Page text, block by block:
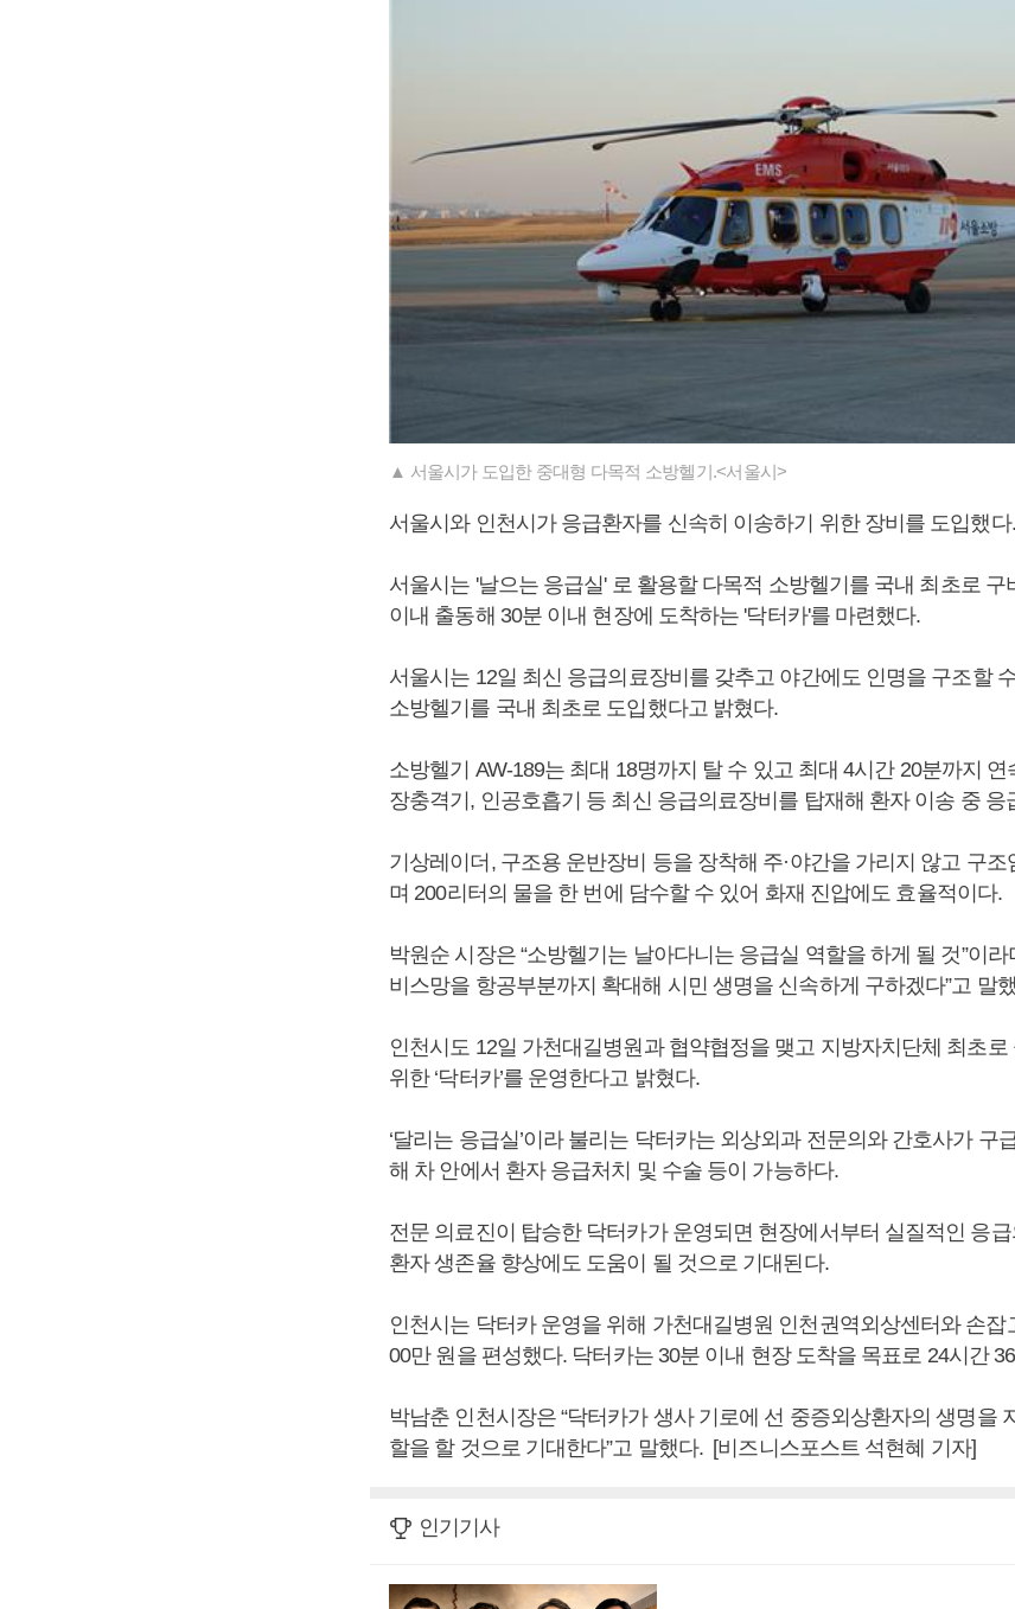
▲ 서울시가 도입한 중대형 다목적 소방헬기.<서울시>
서울시와 인천시가 응급환자를 신속히 이송하기 위한 장비를 도입했다.
서울시는 '날으는 응급실' 로 활용할 다목적 소방헬기를 국내 최초로 구
이내 출동해 30분 이내 현장에 도착하는 '닥터카'를 마련했다.
서울시는 12일 최신 응급의료장비를 갖추고 야간에도 인명을 구조할
소방헬기를 국내 최초로 도입했다고 밝혔다.
소방헬기 AW-189는 최대 18명까지 탈 수 있고 최대 4시간 20분까지 연
장충격기, 인공호흡기 등 최신 응급의료장비를 탑재해 환자 이송 중 응
기상레이더, 구조용 운반장비 등을 장착해 주·야간을 가리지 않고 구
며 200리터의 물을 한 번에 담수할 수 있어 화재 진압에도 효율적이다.
박원순 시장은 “소방헬기는 날아다니는 응급실 역할을 하게 될 것”이라
비스망을 항공부분까지 확대해 시민 생명을 신속하게 구하겠다”고 말
인천시도 12일 가천대길병원과 협약협정을 맺고 지방자치단체 최초
위한 ‘닥터카’를 운영한다고 밝혔다.
‘달리는 응급실’이라 불리는 닥터카는 외상외과 전문의와 간호사가 구
해 차 안에서 환자 응급처치 및 수술 등이 가능하다.
전문 의료진이 탑승한 닥터카가 운영되면 현장에서부터 실질적인 응
환자 생존율 향상에도 도움이 될 것으로 기대된다.
인천시는 닥터카 운영을 위해 가천대길병원 인천권역외상센터와 손잡
00만 원을 편성했다. 닥터카는 30분 이내 현장 도착을 목표로 24시간
박남춘 인천시장은 “닥터카가 생사 기로에 선 중증외상환자의 생명을
할을 할 것으로 기대한다”고 말했다. [비즈니스포스트 석현혜 기자]
인기기사